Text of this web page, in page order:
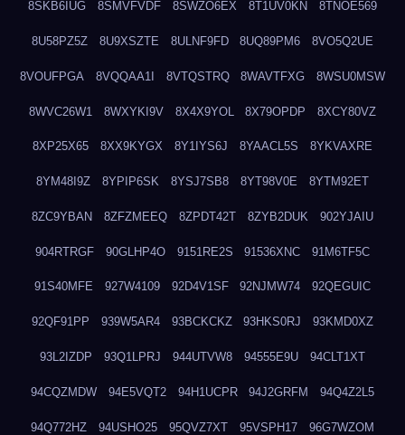
8SKB6IUG 8SMVFVDF 8SWZO6EX 8T1UV0KN 8TNOE569
8U58PZ5Z 8U9XSZTE 8ULNF9FD 8UQ89PM6 8VO5Q2UE
8VOUFPGA 8VQQAA1I 8VTQSTRQ 8WAVTFXG 8WSU0MSW
8WVC26W1 8WXYKI9V 8X4X9YOL 8X79OPDP 8XCY80VZ
8XP25X65 8XX9KYGX 8Y1IYS6J 8YAACL5S 8YKVAXRE
8YM48I9Z 8YPIP6SK 8YSJ7SB8 8YT98V0E 8YTM92ET
8ZC9YBAN 8ZFZMEEQ 8ZPDT42T 8ZYB2DUK 902YJAIU
904RTRGF 90GLHP4O 9151RE2S 91536XNC 91M6TF5C
91S40MFE 927W4109 92D4V1SF 92NJMW74 92QEGUIC
92QF91PP 939W5AR4 93BCKCKZ 93HKS0RJ 93KMD0XZ
93L2IZDP 93Q1LPRJ 944UTVW8 94555E9U 94CLT1XT
94CQZMDW 94E5VQT2 94H1UCPR 94J2GRFM 94Q4Z2L5
94Q772HZ 94USHO25 95QVZ7XT 95VSPH17 96G7WZOM